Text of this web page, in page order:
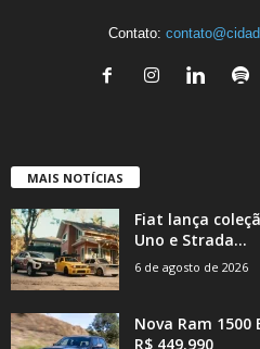
Contato:
MAIS NOTÍCIAS
Fiat lança
Uno e Strada...
6 de agosto de 2026
Nova Ram
R$ 449.990